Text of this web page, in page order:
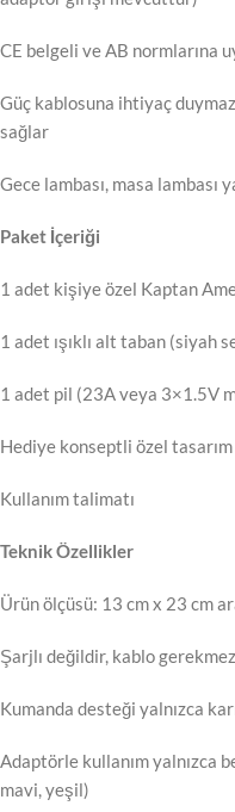
CE belgeli ve AB normlarına
Güç kablosuna ihtiyaç
sağlar
Gece lambası, masa
Paket İçeriği
1 adet kişiye özel Kaptan
1 adet ışıklı alt taban (siyah
1 adet pil (23A veya 3×1.5V
Hediye konseptli özel
Kullanım talimatı
Teknik Özellikler
Ürün ölçüsü: 13 cm x 23 cm
Şarjlı değildir, kablo gerekmez
Kumanda desteği yalnızca
Adaptörle kullanım yalnızca
mavi, yeşil)